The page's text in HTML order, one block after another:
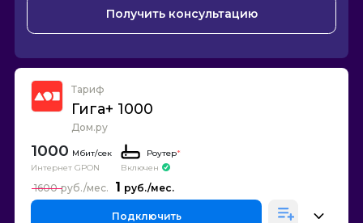
Получить консультацию
Тариф
Гига+ 1000
Дом.ру
1000
Интернет GPON
Роутер*
Включен
1
1600
Подключить